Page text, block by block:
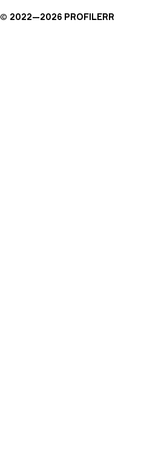
© 2022—2026 PROFILERR